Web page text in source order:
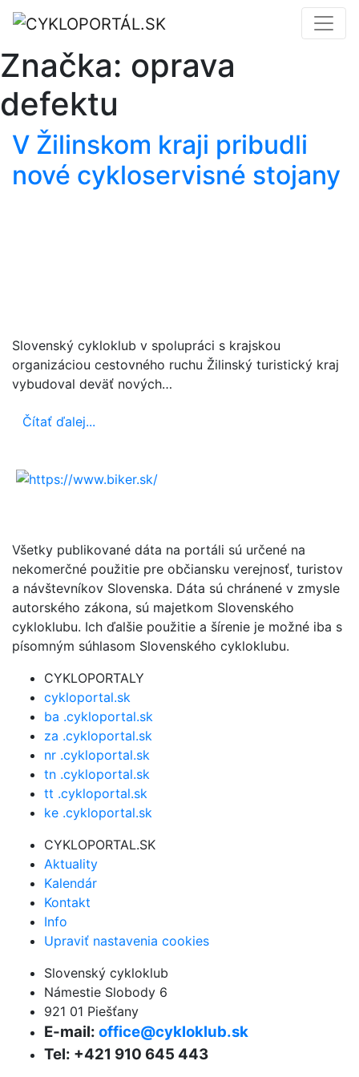
Značka: oprava
defektu
V Žilinskom kraji pribudli
nové cykloservisné stojany
Slovenský cykloklub v spolupráci s krajskou
organizáciou cestovného ruchu Žilinský turistický kraj
vybudoval deväť nových…
Čítať ďalej...
Všetky publikované dáta na portáli sú určené na
nekomerčné použitie pre občiansku verejnosť, turistov
a návštevníkov Slovenska. Dáta sú chránené v zmysle
autorského zákona, sú majetkom Slovenského
cykloklubu. Ich ďalšie použitie a šírenie je možné iba s
písomným súhlasom Slovenského cykloklubu.
CYKLOPORTALY
cykloportal.sk
ba .cykloportal.sk
za .cykloportal.sk
nr .cykloportal.sk
tn .cykloportal.sk
tt .cykloportal.sk
ke .cykloportal.sk
CYKLOPORTAL.SK
Aktuality
Kalendár
Kontakt
Info
Upraviť nastavenia cookies
Slovenský cykloklub
Námestie Slobody 6
921 01 Piešťany
E-mail: office@cykloklub.sk
Tel: +421 910 645 443